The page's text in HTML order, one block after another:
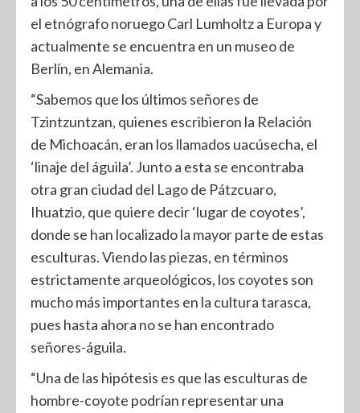
el etnógrafo noruego Carl Lumholtz a Europa y
actualmente se encuentra en un museo de
Berlín, en Alemania.
“Sabemos que los últimos señores de
Tzintzuntzan, quienes escribieron la Relación
de Michoacán, eran los llamados uacúsecha, el
‘linaje del águila’. Junto a esta se encontraba
otra gran ciudad del Lago de Pátzcuaro,
Ihuatzio, que quiere decir ‘lugar de coyotes’,
donde se han localizado la mayor parte de estas
esculturas. Viendo las piezas, en términos
estrictamente arqueológicos, los coyotes son
mucho más importantes en la cultura tarasca,
pues hasta ahora no se han encontrado
señores-águila.
“Una de las hipótesis es que las esculturas de
hombre-coyote podrían representar una